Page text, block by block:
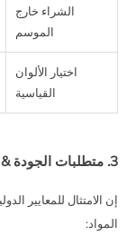
الشراء خارج
الموسم
اختيار الألوان
القياسية
3. متطلبات الجودة & الشهادات
المواد: